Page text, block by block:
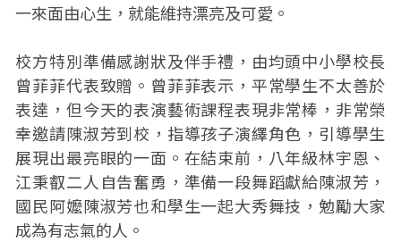
一來面由心生，就能維持漂亮及可愛。
校方特別準備感謝狀及伴手禮，由均頭中小學校長
曾菲菲代表致贈。曾菲菲表示，平常學生不太善於
表達，但今天的表演藝術課程表現非常棒，非常榮
幸邀請陳淑芳到校，指導孩子演繹角色，引導學生
展現出最亮眼的一面。在結束前，八年級林宇恩、
江秉叡二人自告奮勇，準備一段舞蹈獻給陳淑芳，
國民阿嬤陳淑芳也和學生一起大秀舞技，勉勵大家
成為有志氣的人。